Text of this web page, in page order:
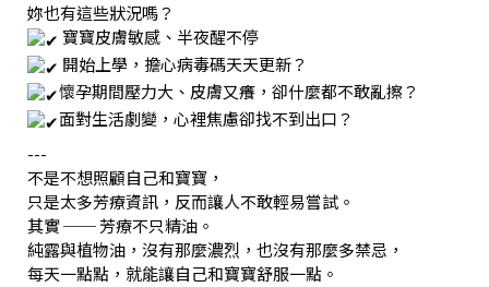
妳也有這些狀況嗎？
寶寶皮膚敏感、半夜醒不停
開始上學，擔心病毒碼天天更新？
懷孕期間壓力大、皮膚又癢，卻什麼都不敢亂擦？
面對生活劇變，心裡焦慮卻找不到出口？
---
不是不想照顧自己和寶寶，
只是太多芳療資訊，反而讓人不敢輕易嘗試。
其實 ── 芳療不只精油。
純露與植物油，沒有那麼濃烈，也沒有那麼多禁忌，
每天一點點，就能讓自己和寶寶舒服一點。